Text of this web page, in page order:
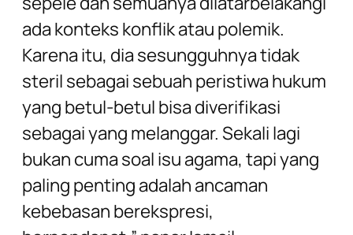
ada konteks konflik atau polemik.
Karena itu, dia sesungguhnya tidak
steril sebagai sebuah peristiwa hukum
yang betul-betul bisa diverifikasi
sebagai yang melanggar. Sekali lagi
bukan cuma soal isu agama, tapi yang
paling penting adalah ancaman
kebebasan berekspresi,